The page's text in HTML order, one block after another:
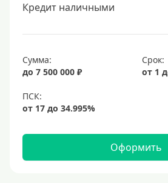
Кредит наличными
Сумма:
до 7 500 000 ₽
Срок:
от 1
Оформить